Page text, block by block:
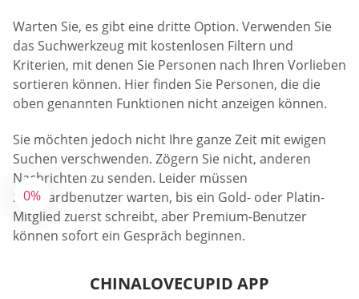
0%
Warten Sie, es gibt eine dritte Option. Verwenden Sie
das Suchwerkzeug mit kostenlosen Filtern und
Kriterien, mit denen Sie Personen nach Ihren Vorlieben
sortieren können. Hier finden Sie Personen, die die
oben genannten Funktionen nicht anzeigen können.
Sie möchten jedoch nicht Ihre ganze Zeit mit ewigen
Suchen verschwenden. Zögern Sie nicht, anderen
Nachrichten zu senden. Leider müssen
Standardbenutzer warten, bis ein Gold- oder Platin-
Mitglied zuerst schreibt, aber Premium-Benutzer
können sofort ein Gespräch beginnen.
CHINALOVECUPID APP